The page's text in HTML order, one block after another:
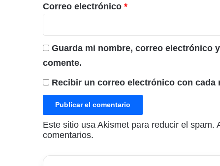
*
Correo electrónico *
Guarda mi nombre, correo electrónico
comente.
Recibir un correo electrónico con cada
Este sitio usa Akismet para reducir el spam.
comentarios.